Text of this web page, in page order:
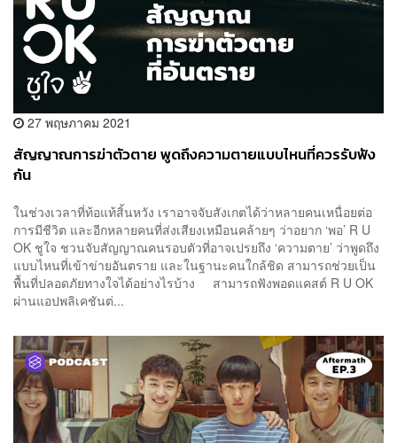
27 พฤษภาคม 2021
สัญญาณการฆ่าตัวตาย พูดถึงความตายแบบไหนที่ควรรับฟัง
กัน
ในช่วงเวลาที่ท้อแท้สิ้นหวัง เราอาจจับสังเกตได้ว่าหลายคนเหนื่อยต่อ
การมีชีวิต และอีกหลายคนที่ส่งเสียงเหมือนคล้ายๆ ว่าอยาก ‘พอ’ R U
OK ชูใจ ชวนจับสัญญาณคนรอบตัวที่อาจเปรยถึง ‘ความตาย’ ว่าพูดถึง
แบบไหนที่เข้าข่ายอันตราย และในฐานะคนใกล้ชิด สามารถช่วยเป็น
พื้นที่ปลอดภัยทางใจได้อย่างไรบ้าง สามารถฟังพอดแคสต์ R U OK
ผ่านแอปพลิเคชันต่...